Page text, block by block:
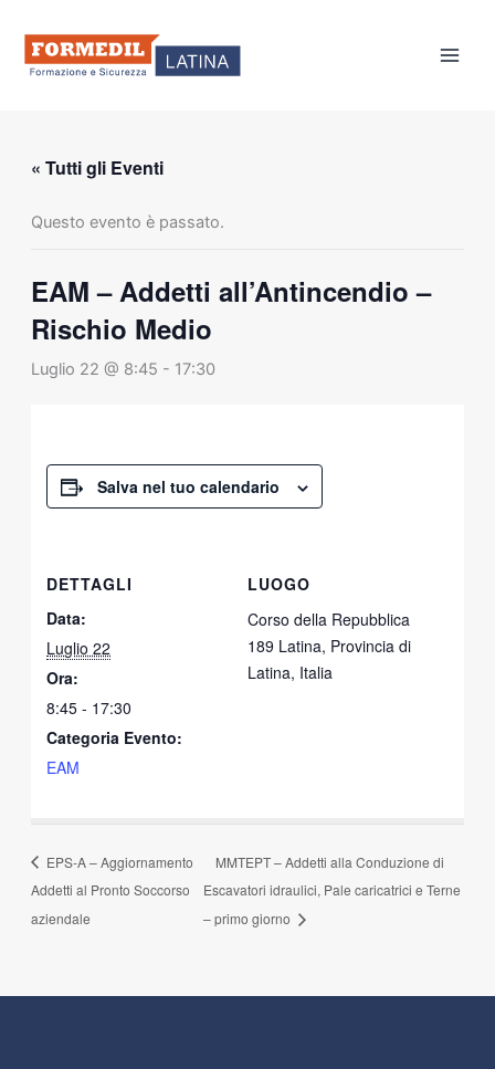
contenuto
« Tutti gli Eventi
Questo evento è passato.
EAM – Addetti all’Antincendio –
Rischio Medio
Luglio 22 @ 8:45 - 17:30
Salva nel tuo calendario
DETTAGLI
Data:
Luglio 22
Ora:
8:45 - 17:30
Categoria Evento:
EAM
LUOGO
Corso della Repubblica
189 Latina, Provincia di
Latina, Italia
EPS-A – Aggiornamento
Addetti al Pronto Soccorso
aziendale
MMTEPT – Addetti alla Conduzione di
Escavatori idraulici, Pale caricatrici e Terne
– primo giorno